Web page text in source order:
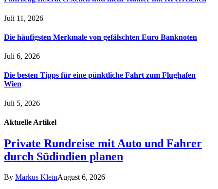
Juli 11, 2026
Die häufigsten Merkmale von gefälschten Euro Banknoten
Juli 6, 2026
Die besten Tipps für eine pünktliche Fahrt zum Flughafen
Wien
Juli 5, 2026
Aktuelle Artikel
Private Rundreise mit Auto und Fahrer
durch Südindien planen
By Markus KleinAugust 6, 2026